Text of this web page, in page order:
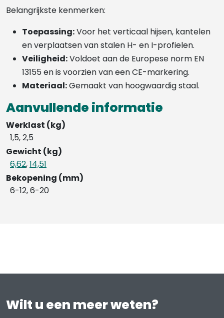
Belangrijkste kenmerken:
Toepassing:Voor het verticaal hijsen, kantelen
en verplaatsen van stalen H- en I-profielen.
Veiligheid:Voldoet aan de Europese norm EN
13155 en is voorzien van een CE-markering.
Materiaal:Gemaakt van hoogwaardig staal.
Aanvullende informatie
Werklast (kg)
1,5, 2,5
Gewicht (kg)
6,62,14,51
Bekopening (mm)
6-12, 6-20
Wilt u een meer weten?